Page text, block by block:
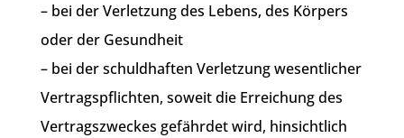
– bei der Verletzung des Lebens, des Körpers
oder der Gesundheit
– bei der schuldhaften Verletzung wesentlicher
Vertragspflichten, soweit die Erreichung des
Vertragszweckes gefährdet wird, hinsichtlich